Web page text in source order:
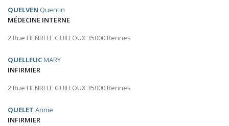
QUELVEN Quentin
MÉDECINE INTERNE
2 Rue HENRI LE GUILLOUX 35000 Rennes
QUELLEUCMARY
INFIRMIER
2 Rue HENRI LE GUILLOUX 35000 Rennes
QUELET Annie
INFIRMIER